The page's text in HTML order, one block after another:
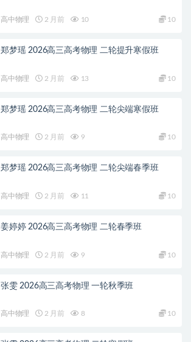
高中物理 2 月前 10 10
郑梦瑶 2026高三高考物理 二轮提升寒假班
高中物理 2 月前 13 10
郑梦瑶 2026高三高考物理 二轮尖端寒假班
高中物理 2 月前 9 10
郑梦瑶 2026高三高考物理 二轮尖端春季班
高中物理 2 月前 11 10
姜婷婷 2026高三高考物理 二轮春季班
高中物理 2 月前 9 10
张雯 2026高三高考物理 一轮秋季班
高中物理 2 月前 8 10